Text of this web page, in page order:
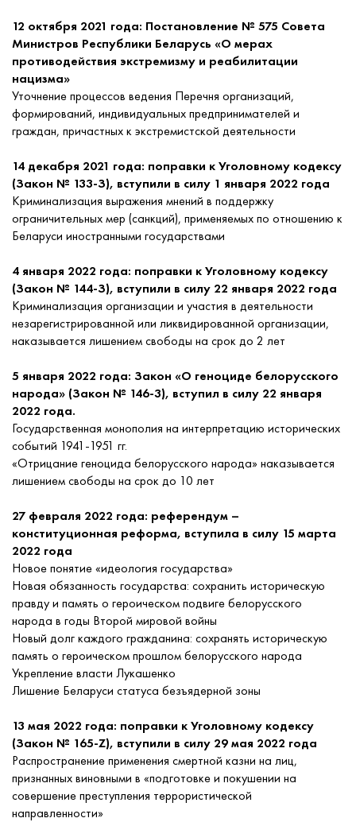
12 октября 2021 года: Постановление № 575 Совета
Министров Республики Беларусь «О мерах
противодействия экстремизму и реабилитации
нацизма»
Уточнение процессов ведения Перечня организаций,
формирований, индивидуальных предпринимателей и
граждан, причастных к экстремистской деятельности
14 декабря 2021 года: поправки к Уголовному кодексу
(Закон № 133-З), вступили в силу 1 января 2022 года
Криминализация выражения мнений в поддержку
ограничительных мер (санкций), применяемых по отношению к
Беларуси иностранными государствами
4 января 2022 года: поправки к Уголовному кодексу
(Закон № 144-З), вступили в силу 22 января 2022 года
Криминализация организации и участия в деятельности
незарегистрированной или ликвидированной организации,
наказывается лишением свободы на срок до 2 лет
5 января 2022 года: Закон «О геноциде белорусского
народа» (Закон № 146-3), вступил в силу 22 января
2022 года.
Государственная монополия на интерпретацию исторических
событий 1941-1951 гг.
«Отрицание геноцида белорусского народа» наказывается
лишением свободы на срок до 10 лет
27 февраля 2022 года: референдум –
конституционная реформа, вступила в силу 15 марта
2022 года
Новое понятие «идеология государства»
Новая обязанность государства: сохранить историческую
правду и память о героическом подвиге белорусского
народа в годы Второй мировой войны
Новый долг каждого гражданина: сохранять историческую
память о героическом прошлом белорусского народа
Укрепление власти Лукашенко
Лишение Беларуси статуса безъядерной зоны
13 мая 2022 года: поправки к Уголовному кодексу
(Закон № 165-Z), вступили в силу 29 мая 2022 года
Распространение применения смертной казни на лиц,
признанных виновными в «подготовке и покушении на
совершение преступления террористической
направленности»